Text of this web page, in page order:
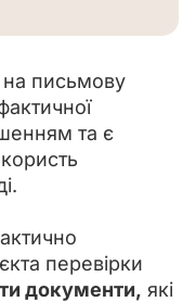
на письмову
та є
перевірки
документи, які